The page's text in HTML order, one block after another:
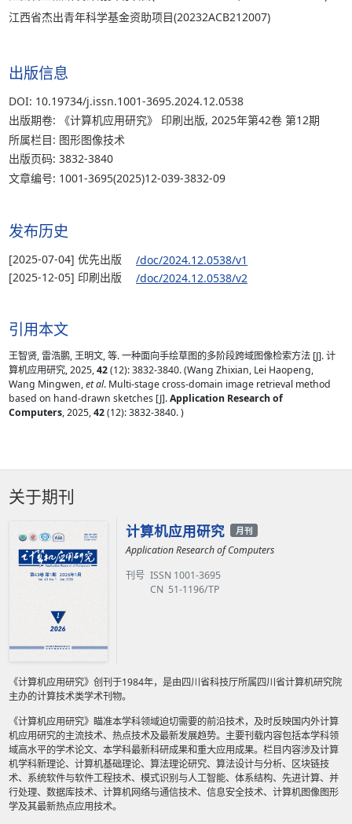
江西省杰出青年科学基金资助项目(20232ACB212007)
出版信息
DOI: 10.19734/j.issn.1001-3695.2024.12.0538
出版期卷: 《计算机应用研究》 印刷出版, 2025年第42卷 第12期
所属栏目: 图形图像技术
出版页码: 3832-3840
文章编号: 1001-3695(2025)12-039-3832-09
发布历史
[2025-07-04] 优先出版
/doc/2024.12.0538/v1
[2025-12-05] 印刷出版
/doc/2024.12.0538/v2
引用本文
王智贤, 雷浩鹏, 王明文, 等. 一种面向手绘草图的多阶段跨域图像检索方法 [J]. 计
算机应用研究, 2025,42(12): 3832-3840. (Wang Zhixian, Lei Haopeng,
Wang Mingwen,et al. Multi-stage cross-domain image retrieval method
based on hand-drawn sketches [J].Application Research of
Computers, 2025,42(12): 3832-3840. )
关于期刊
计算机应用研究 月刊
Application Research of Computers
刊号 ISSN 1001-3695
CN 51-1196/TP
《计算机应用研究》创刊于1984年，是由四川省科技厅所属四川省计算机研究院
主办的计算技术类学术刊物。
《计算机应用研究》瞄准本学科领域迫切需要的前沿技术，及时反映国内外计算
机应用研究的主流技术、热点技术及最新发展趋势。主要刊载内容包括本学科领
域高水平的学术论文、本学科最新科研成果和重大应用成果。栏目内容涉及计算
机学科新理论、计算机基础理论、算法理论研究、算法设计与分析、区块链技
术、系统软件与软件工程技术、模式识别与人工智能、体系结构、先进计算、并
行处理、数据库技术、计算机网络与通信技术、信息安全技术、计算机图像图形
学及其最新热点应用技术。